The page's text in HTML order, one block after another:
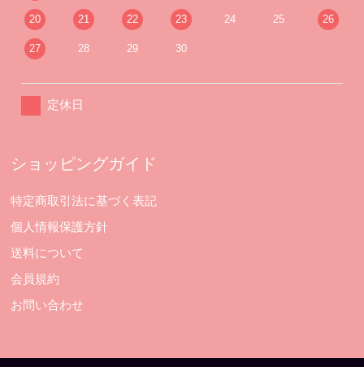
20 21 22 23 24 25 26
27 28 29 30
定休日
ショッピングガイド
特定商取引法に基づく表記
個人情報保護方針
送料について
会員規約
お問い合わせ